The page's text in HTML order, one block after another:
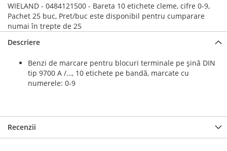
WIELAND - 0484121500 - Bareta 10 etichete cleme, cifre 0-9,
Pachet 25 buc, Pret/buc este disponibil pentru cumparare
numai în trepte de 25
Descriere
Benzi de marcare pentru blocuri terminale pe șină DIN
tip 9700 A /…, 10 etichete pe bandă, marcate cu
numerele: 0-9
Recenzii